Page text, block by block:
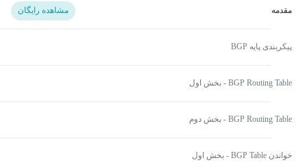
مقدمه مشاهده رایگان
پیکربندی پایه BGP
خواندن BGP Table - بخش اول